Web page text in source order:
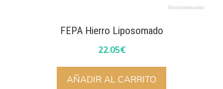
FEPA Hierro Liposomado
22.05€
AÑADIR AL CARRITO